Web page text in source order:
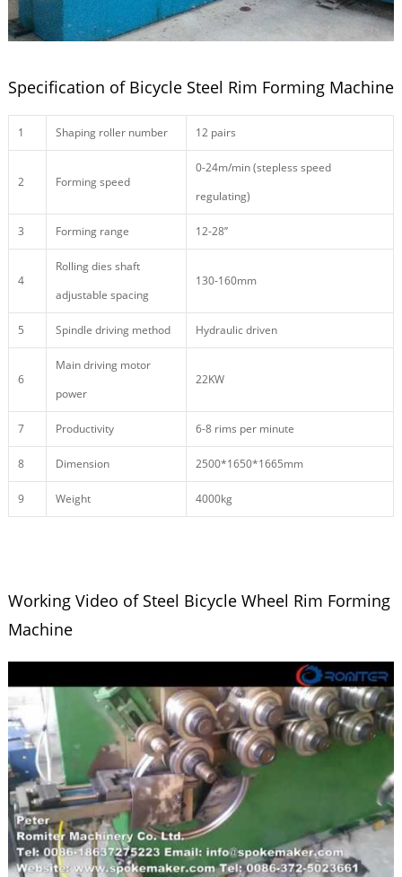
Specification of Bicycle Steel Rim Forming Machine
1 Shaping roller number 12 pairs
2 Forming speed
0-24m/min (stepless speed
regulating)
3 Forming range 12-28’’
4
Rolling dies shaft
adjustable spacing
130-160mm
5 Spindle driving method Hydraulic driven
6
Main driving motor
power
22KW
7 Productivity 6-8 rims per minute
8 Dimension 2500*1650*1665mm
9 Weight 4000kg
Working Video of Steel Bicycle Wheel Rim Forming
Machine